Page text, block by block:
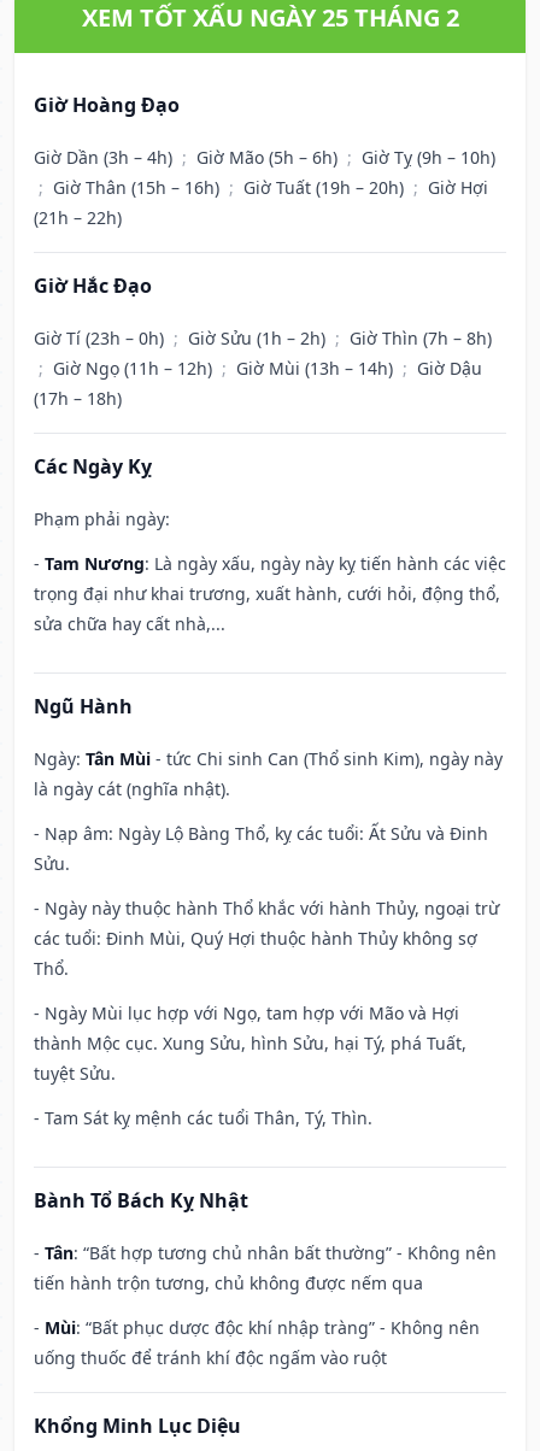
XEM TỐT XẤU NGÀY 25 THÁNG 2
Giờ Hoàng Đạo
Giờ Dần (3h – 4h) ; Giờ Mão (5h – 6h) ; Giờ Tỵ (9h – 10h)
; Giờ Thân (15h – 16h) ; Giờ Tuất (19h – 20h) ; Giờ Hợi
(21h – 22h)
Giờ Hắc Đạo
Giờ Tí (23h – 0h) ; Giờ Sửu (1h – 2h) ; Giờ Thìn (7h – 8h)
; Giờ Ngọ (11h – 12h) ; Giờ Mùi (13h – 14h) ; Giờ Dậu
(17h – 18h)
Các Ngày Kỵ
Phạm phải ngày:
- Tam Nương: Là ngày xấu, ngày này kỵ tiến hành các việc
trọng đại như khai trương, xuất hành, cưới hỏi, động thổ,
sửa chữa hay cất nhà,...
Ngũ Hành
Ngày: Tân Mùi - tức Chi sinh Can (Thổ sinh Kim), ngày này
là ngày cát (nghĩa nhật).
- Nạp âm: Ngày Lộ Bàng Thổ, kỵ các tuổi: Ất Sửu và Đinh
Sửu.
- Ngày này thuộc hành Thổ khắc với hành Thủy, ngoại trừ
các tuổi: Đinh Mùi, Quý Hợi thuộc hành Thủy không sợ
Thổ.
- Ngày Mùi lục hợp với Ngọ, tam hợp với Mão và Hợi
thành Mộc cục. Xung Sửu, hình Sửu, hại Tý, phá Tuất,
tuyệt Sửu.
- Tam Sát kỵ mệnh các tuổi Thân, Tý, Thìn.
Bành Tổ Bách Kỵ Nhật
- Tân: “Bất hợp tương chủ nhân bất thường” - Không nên
tiến hành trộn tương, chủ không được nếm qua
- Mùi: “Bất phục dược độc khí nhập tràng” - Không nên
uống thuốc để tránh khí độc ngấm vào ruột
Khổng Minh Lục Diệu